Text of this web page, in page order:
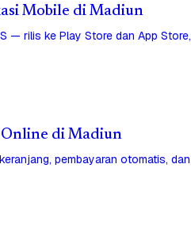
Mobile di Madiun
— rilis ke Play Store dan App
Online di Madiun
pembayaran otomatis,